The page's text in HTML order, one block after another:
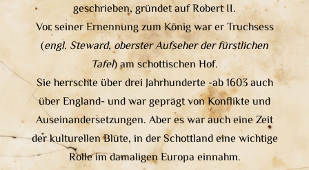
geschrieben, gründet auf Robert II.
Vor seiner Ernennung zum König war er Truchsess
(engl. Steward, oberster Aufseher der fürstlichen
Tafel) am schottischen Hof.
Sie herrschte über drei Jahrhunderte -ab 1603 auch
über England- und war geprägt von Konflikte und
Auseinandersetzungen. Aber es war auch eine Zeit
der kulturellen Blüte, in der Schottland eine wichtige
Rolle im damaligen Europa einnahm.